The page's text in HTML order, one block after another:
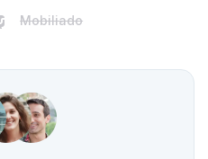
Mobiliado